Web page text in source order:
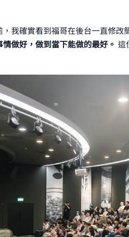
我確實看到福哥在後台一直修
做好，做到當下能做的最好。 這